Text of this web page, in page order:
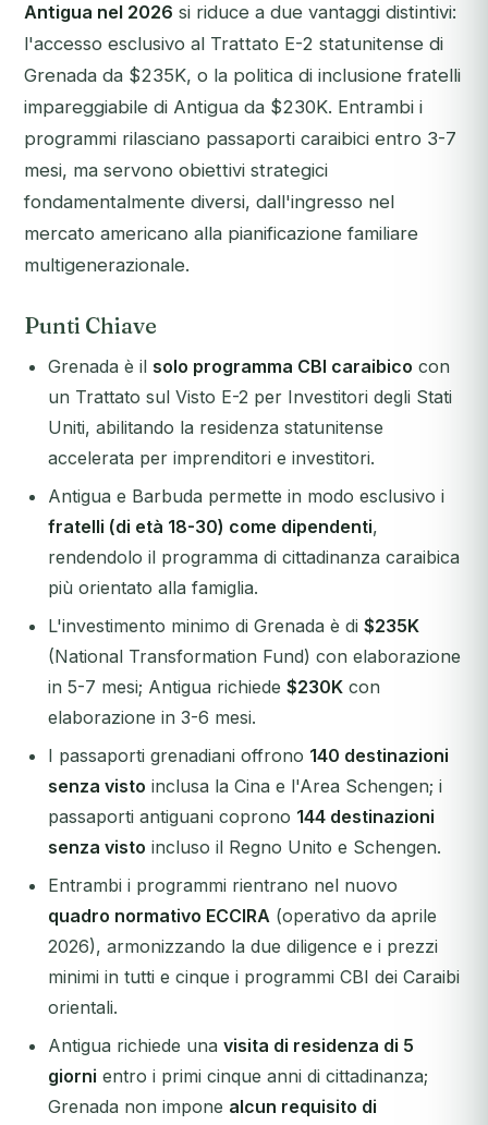
Antigua nel 2026 si riduce a due vantaggi distintivi:
l'accesso esclusivo al Trattato E-2 statunitense di
Grenada da $235K, o la politica di inclusione fratelli
impareggiabile di Antigua da $230K. Entrambi i
programmi rilasciano passaporti caraibici entro 3-7
mesi, ma servono obiettivi strategici
fondamentalmente diversi, dall'ingresso nel
mercato americano alla pianificazione familiare
multigenerazionale.
Punti Chiave
Grenada è il solo programma CBI caraibico con
un Trattato sul Visto E-2 per Investitori degli Stati
Uniti, abilitando la residenza statunitense
accelerata per imprenditori e investitori.
Antigua e Barbuda permette in modo esclusivo i
fratelli (di età 18-30) come dipendenti,
rendendolo il programma di cittadinanza caraibica
più orientato alla famiglia.
L'investimento minimo di Grenada è di $235K
(National Transformation Fund) con elaborazione
in 5-7 mesi; Antigua richiede $230K con
elaborazione in 3-6 mesi.
I passaporti grenadiani offrono 140 destinazioni
senza visto inclusa la Cina e l'Area Schengen; i
passaporti antiguani coprono 144 destinazioni
senza visto incluso il Regno Unito e Schengen.
Entrambi i programmi rientrano nel nuovo
quadro normativo ECCIRA (operativo da aprile
2026), armonizzando la due diligence e i prezzi
minimi in tutti e cinque i programmi CBI dei Caraibi
orientali.
Antigua richiede una visita di residenza di 5
giorni entro i primi cinque anni di cittadinanza;
Grenada non impone alcun requisito di